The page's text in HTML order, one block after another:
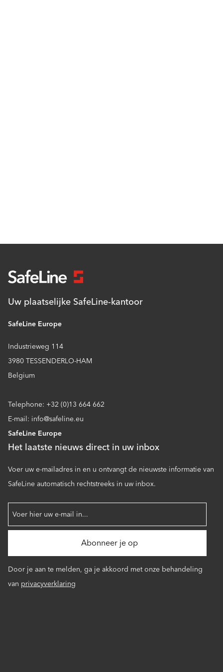
Uw plaatselijke SafeLine-kantoor
SafeLine Europe
Industrieweg 114
3980 TESSENDERLO-HAM
Belgium
Telephone: +32 (0)13 664 662
E-mail: info@safeline.eu
SafeLine Europe
Het laatste nieuws direct in uw inbox
Voer uw e-mailadres in en u ontvangt de nieuwste informatie van
SafeLine automatisch rechtstreeks in uw inbox.
Door je aan te melden, ga je akkoord met onze behandeling
van privacyverklaring